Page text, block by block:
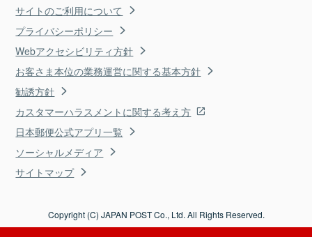
サイトのご利用について
プライバシーポリシー
Webアクセシビリティ方針
お客さま本位の業務運営に関する基本方針
勧誘方針
カスタマーハラスメントに関する考え方
日本郵便公式アプリ一覧
ソーシャルメディア
サイトマップ
Copyright (C) JAPAN POST Co., Ltd. All Rights Reserved.